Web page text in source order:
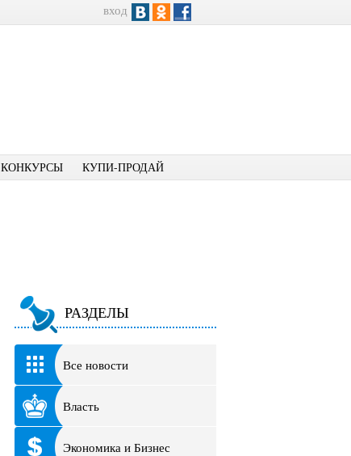
вход
КОНКУРСЫ КУПИ-ПРОДАЙ
РАЗДЕЛЫ
Все новости
Власть
Экономика и Бизнес